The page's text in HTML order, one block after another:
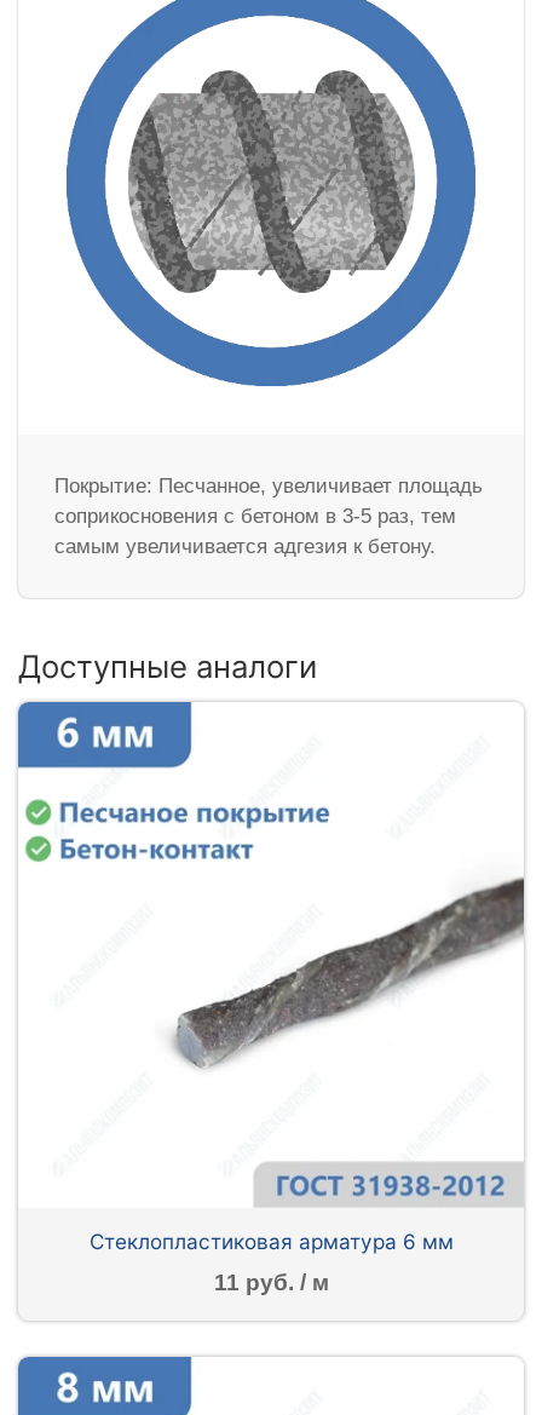
Покрытие: Песчанное, увеличивает площадь
соприкосновения с бетоном в 3-5 раз, тем
самым увеличивается адгезия к бетону.
Доступные аналоги
Стеклопластиковая арматура 6 мм
11 руб. / м